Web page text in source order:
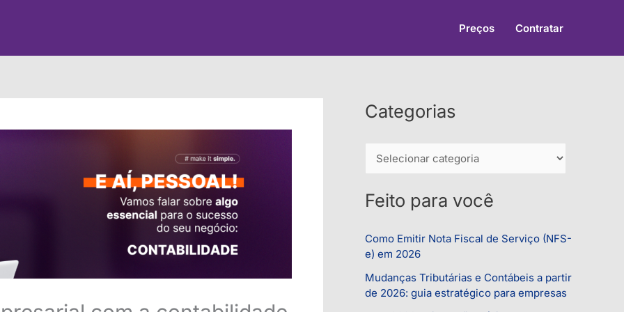
Preços Contratar
Categorias
t
g
o
r
i
Feito para você
Como Emitir Nota Fiscal de Serviço (NFS-
e) em 2026
Mudanças Tributárias e Contábeis a partir
de 2026: guia estratégico para empresas